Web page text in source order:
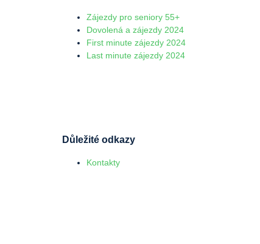
Zájezdy pro seniory 55+
Dovolená a zájezdy 2024
First minute zájezdy 2024
Last minute zájezdy 2024
Důležité odkazy
Kontakty